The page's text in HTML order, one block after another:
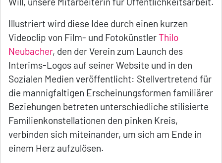
Illustriert wird diese Idee durch einen kurzen
Videoclip von Film- und FotokünstlerThilo
Neubacher, den der Verein zum Launch des
Interims-Logos auf seiner Website und in den
Sozialen Medien veröffentlicht: Stellvertretend für
die mannigfaltigen Erscheinungsformen familiärer
Beziehungen betreten unterschiedliche stilisierte
Familienkonstellationen den pinken Kreis,
verbinden sich miteinander, um sich am Ende in
einem Herz aufzulösen.